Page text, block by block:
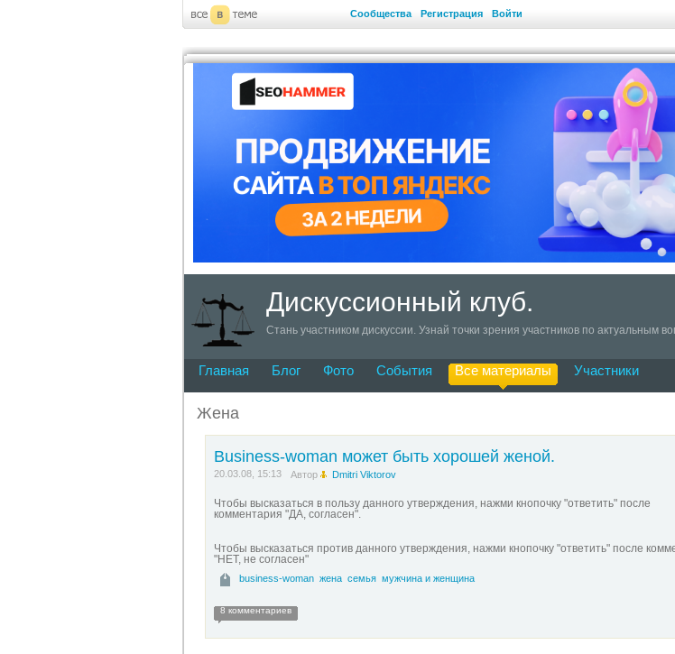
Сообщества Регистрация Войти
Дискуссионный клуб.
Стань участником дискуссии. Узнай точки зрения участников по актуальным
Главная Блог Фото События Все материалы Участники
Жена
Business-woman может быть хорошей женой.
20.03.08, 15:13 Автор Dmitri Viktorov
Чтобы высказаться в пользу данного утверждения, нажми кнопочку "ответить" после
комментария "ДА, согласен".
Чтобы высказаться против данного утверждения, нажми кнопочку "ответить" после
"НЕТ, не согласен"
business-woman жена семья мужчина и женщина
8 комментариев